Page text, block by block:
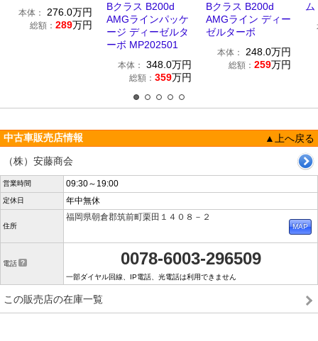
本体： 276.0万円
総額： 289万円
Bクラス B200d
AMGラインパッケ
ージ ディーゼルタ
ーボ MP202501
本体： 348.0万円
総額： 359万円
Bクラス B200d
AMGライン ディー
ゼルターボ
本体： 248.0万円
総額： 259万円
中古車販売店情報
▲上へ戻る
（株）安藤商会
営業時間 09:30～19:00
定休日 年中無休
住所
福岡県朝倉郡筑前町栗田１４０８－２
電話 0078-6003-296509
一部ダイヤル回線、IP電話、光電話は利用できません
この販売店の在庫一覧